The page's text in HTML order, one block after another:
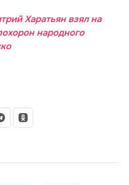
Харатьян взял на
народного